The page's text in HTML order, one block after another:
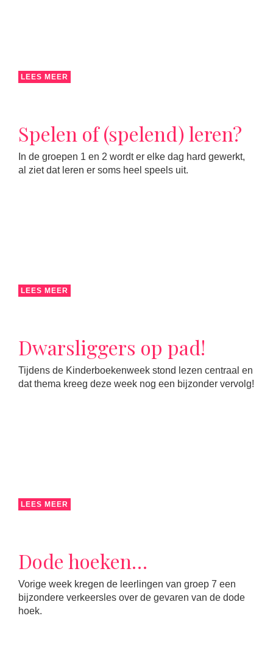
LEES MEER
Spelen of (spelend) leren?
In de groepen 1 en 2 wordt er elke dag hard gewerkt,
al ziet dat leren er soms heel speels uit.
LEES MEER
Dwarsliggers op pad!
Tijdens de Kinderboekenweek stond lezen centraal en
dat thema kreeg deze week nog een bijzonder vervolg!
LEES MEER
Dode hoeken…
Vorige week kregen de leerlingen van groep 7 een
bijzondere verkeersles over de gevaren van de dode
hoek.